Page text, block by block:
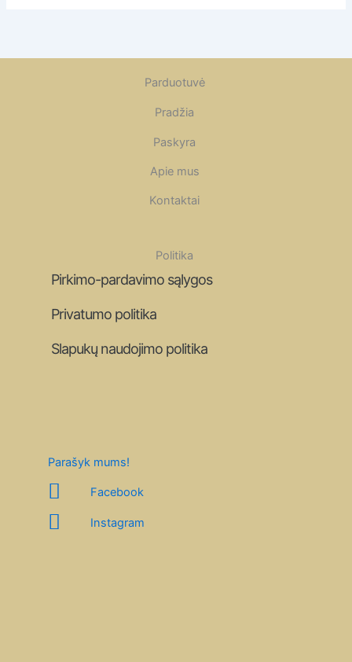
Parduotuvė
Pradžia
Paskyra
Apie mus
Kontaktai
Politika
Pirkimo-pardavimo sąlygos
Privatumo politika
Slapukų naudojimo politika
Parašyk mums!
Facebook
Instagram